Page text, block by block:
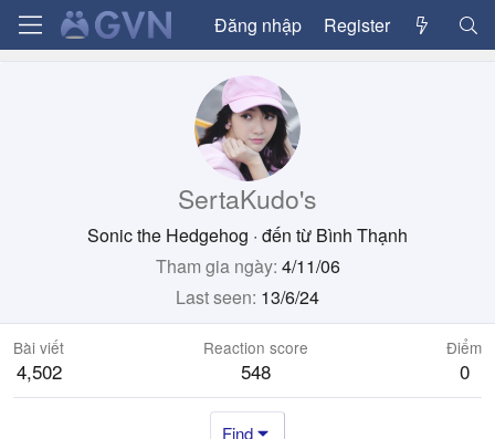
Đăng nhập Register
SertaKudo's
Sonic the Hedgehog · đến từ Bình Thạnh
Tham gia ngày 4/11/06
Last seen 13/6/24
Bài viết
4,502
Reaction score
548
Điểm
0
Find